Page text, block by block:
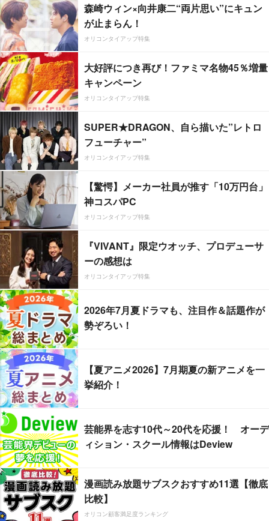
森崎ウィン×向井康二“両片思い”にキュン
が止まらん！
オリコンタイアップ特集
大好評につき再び！ファミマ名物45％増量
キャンペーン
オリコンタイアップ特集
SUPER★DRAGON、自ら描いた”レトロ
フューチャー”
オリコンタイアップ特集
【驚愕】メーカー社員が推す「10万円台」
神コスパPC
オリコンタイアップ特集
『VIVANT』限定ウオッチ、プロデューサ
ーの感想は
オリコンタイアップ特集
2026年7月夏ドラマも、注目作＆話題作が
勢ぞろい！
【夏アニメ2026】7月期夏の新アニメを一
挙紹介！
芸能界を志す10代～20代を応援！ オーデ
ィション・スクール情報はDeview
漫画読み放題サブスクおすすめ11選【徹底
比較】
オリコン顧客満足度ランキング